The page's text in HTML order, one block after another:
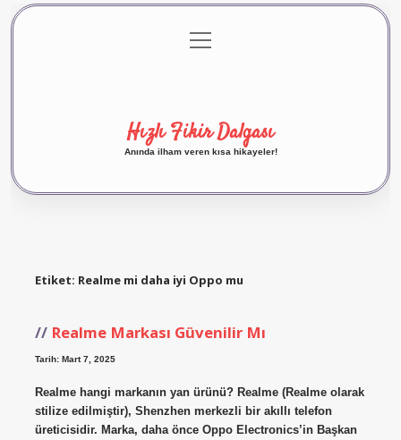
Gizlilik Politikası
menüyü
aç
Hızlı Fikir Dalgası
Anında ilham veren kısa hikayeler!
Etiket: Realme mi daha iyi Oppo mu
Realme Markası Güvenilir Mı
Tarih: Mart 7, 2025
Realme hangi markanın yan ürünü? Realme (Realme olarak
stilize edilmiştir), Shenzhen merkezli bir akıllı telefon
üreticisidir. Marka, daha önce Oppo Electronics’in Başkan